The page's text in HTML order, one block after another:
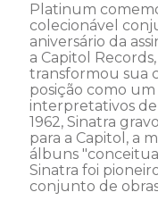
Platinum
colecionável
aniversário da
a Capitol
transformou sua
posição como
interpretativos de
1962, Sinatra
para a Capitol, a
álbuns
Sinatra foi
conjunto de